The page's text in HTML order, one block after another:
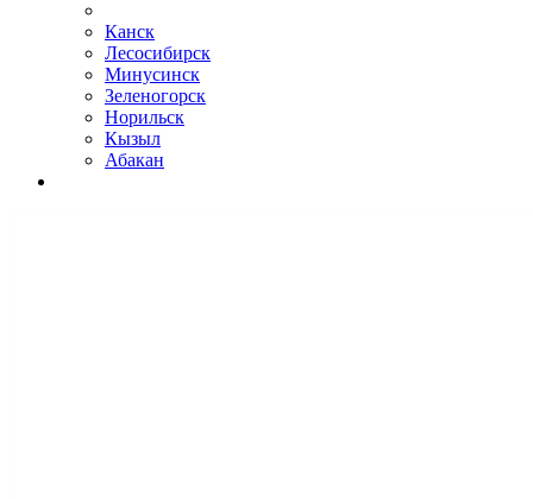
Канск
Лесосибирск
Минусинск
Зеленогорск
Норильск
Кызыл
Абакан